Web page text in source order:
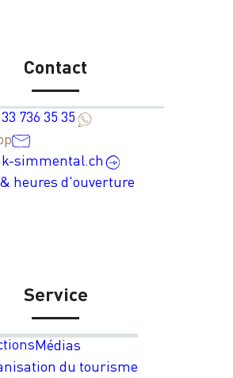
Contact
736 35 35
simmental.ch
heures d'ouverture
Service
Médias
du tourisme